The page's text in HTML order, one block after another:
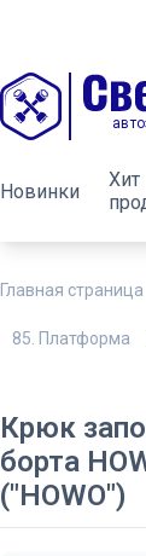
Новинки
Хит
Главная страница
85. Платформа
Крюк
борта
("HOWO")